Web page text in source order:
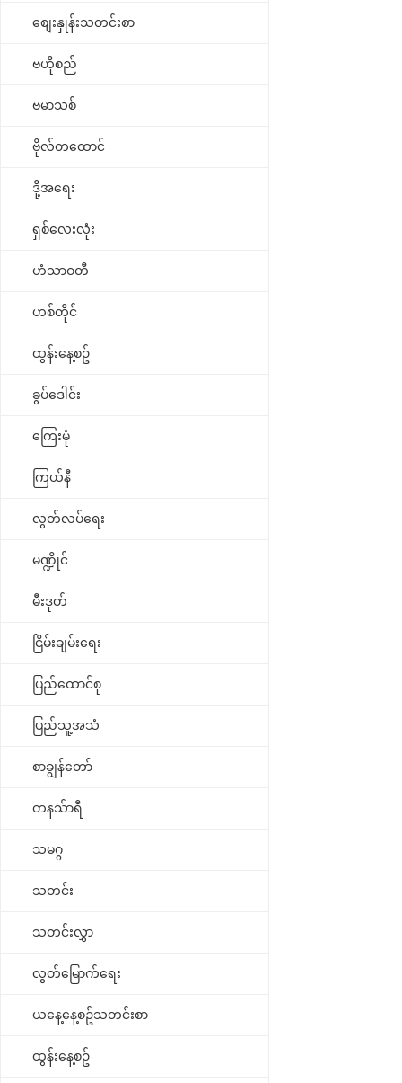
စျေးနှုန်းသတင်းစာ
ဗဟိုစည်
ဗမာသစ်
ဗိုလ်တထောင်
ဒို့အရေး
ရှစ်လေးလုံး
ဟံသာဝတီ
ဟစ်တိုင်
ထွန်းနေ့စဥ်
ခွပ်ဒေါင်း
ကြေးမုံ
ကြယ်နီ
လွတ်လပ်ရေး
မဏ္ဍိုင်
မီးဒုတ်
ငြိမ်းချမ်းရေး
ပြည်ထောင်စု
ပြည်သူ့အသံ
စာချွန်တော်
တနသ်ာရီ
သမဂ္ဂ
သတင်း
သတင်းလွှာ
လွတ်မြောက်ရေး
ယနေ့နေ့စဥ်သတင်းစာ
ထွန်းနေ့စဥ်